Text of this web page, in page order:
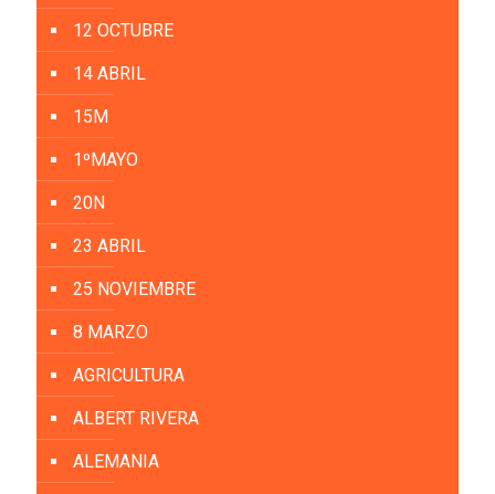
12 OCTUBRE
14 ABRIL
15M
1ºMAYO
20N
23 ABRIL
25 NOVIEMBRE
8 MARZO
AGRICULTURA
ALBERT RIVERA
ALEMANIA